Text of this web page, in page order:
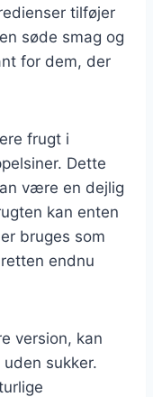
tilføjer
søde smag og
for dem, der
frugt i
Dette
være en dejlig
kan enten
bruges som
endnu
version, kan
sukker.